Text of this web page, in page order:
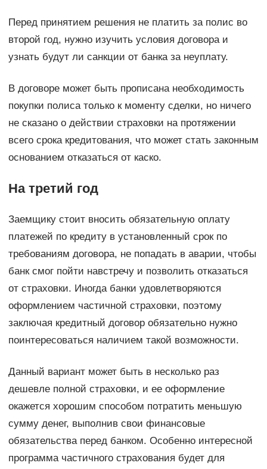
Перед принятием решения не платить за полис во
второй год, нужно изучить условия договора и
узнать будут ли санкции от банка за неуплату.
В договоре может быть прописана необходимость
покупки полиса только к моменту сделки, но ничего
не сказано о действии страховки на протяжении
всего срока кредитования, что может стать законным
основанием отказаться от каско.
На третий год
Заемщику стоит вносить обязательную оплату
платежей по кредиту в установленный срок по
требованиям договора, не попадать в аварии, чтобы
банк смог пойти навстречу и позволить отказаться
от страховки. Иногда банки удовлетворяются
оформлением частичной страховки, поэтому
заключая кредитный договор обязательно нужно
поинтересоваться наличием такой возможности.
Данный вариант может быть в несколько раз
дешевле полной страховки, и ее оформление
окажется хорошим способом потратить меньшую
сумму денег, выполнив свои финансовые
обязательства перед банком. Особенно интересной
программа частичного страхования будет для